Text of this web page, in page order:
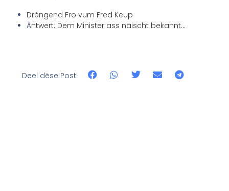
Dréngend Fro vum Fred Keup
Äntwert: Dem Minister ass näischt bekannt…
Deel dëse Post: